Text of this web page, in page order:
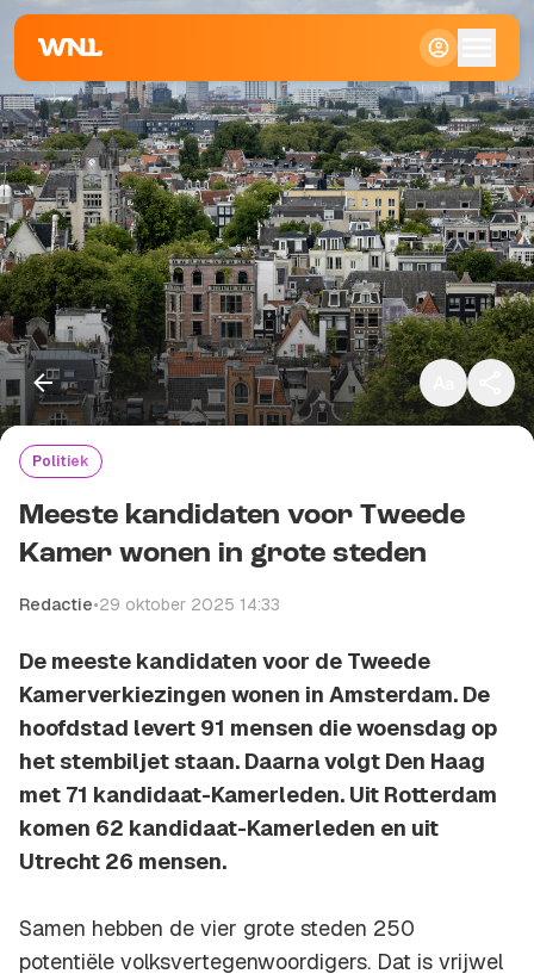
Klein
Standaard
Groot
Politiek
Meeste kandidaten voor Tweede
Kamer wonen in grote steden
Redactie•29 oktober 2025 14:33
De meeste kandidaten voor de Tweede
Kamerverkiezingen wonen in Amsterdam. De
hoofdstad levert 91 mensen die woensdag op
het stembiljet staan. Daarna volgt Den Haag
met 71 kandidaat-Kamerleden. Uit Rotterdam
komen 62 kandidaat-Kamerleden en uit
Utrecht 26 mensen.
Samen hebben de vier grote steden 250
potentiële volksvertegenwoordigers. Dat is vrijwel